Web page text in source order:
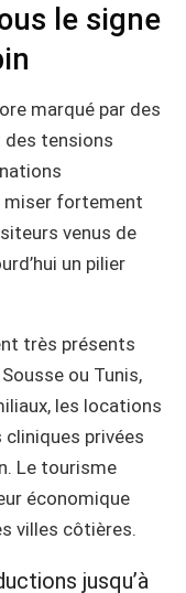
le signe
marqué par des
des tensions
miser fortement
venus de
un pilier
très présents
ou Tunis,
les locations
privées
Le tourisme
économique
villes côtières.
jusqu’à